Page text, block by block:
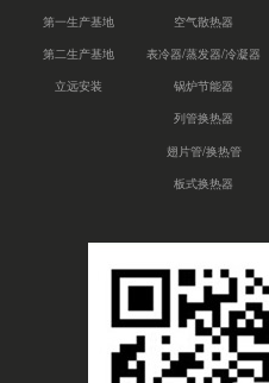
第一生产基地
第二生产基地
立远安装
空气散热器
表冷器/蒸发器/冷凝器
锅炉节能器
列管换热器
翅片管/换热管
板式换热器